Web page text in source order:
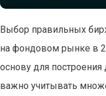
Выбор правильных
на фондовом рынке в
основу для
важно учитывать